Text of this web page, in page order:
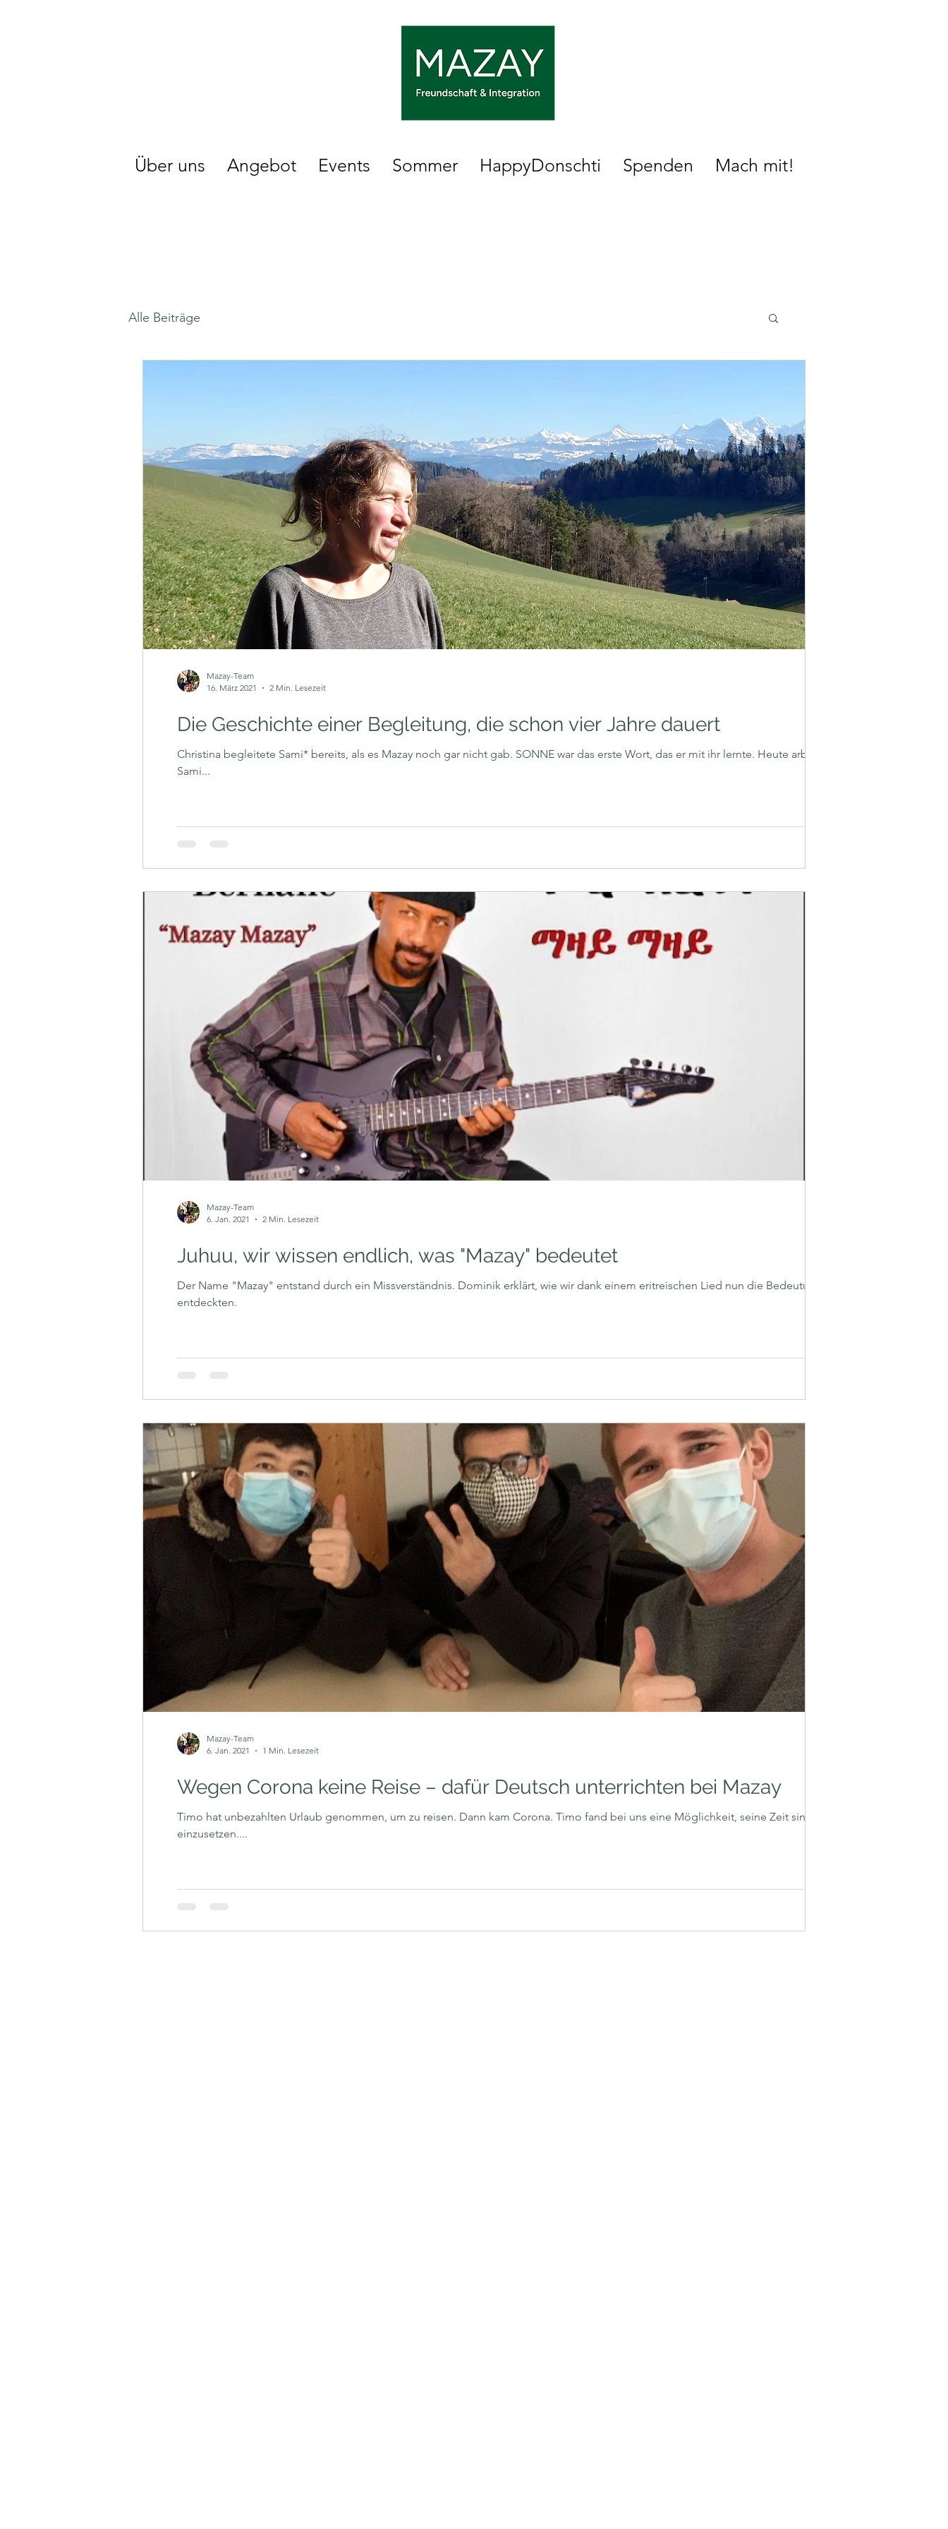
Über uns Angebot Events Sommer HappyDonschti Spenden Mach mit!
Alle Beiträge
Die Geschichte einer Begleitung, die schon vier Jahre dauert
Christina begleitete Sami* bereits, als es Mazay noch gar nicht gab. SONNE war das erste Wort, das er mit ihr lernte. Heute arbeitet
Sami...
Mazay-Team
16. März 2021
2 Min. Lesezeit
Juhuu, wir wissen endlich, was "Mazay" bedeutet
Der Name "Mazay" entstand durch ein Missverständnis. Dominik erklärt, wie wir dank einem eritreischen Lied nun die Bedeutung
entdeckten.
Mazay-Team
6. Jan. 2021
2 Min. Lesezeit
Wegen Corona keine Reise – dafür Deutsch unterrichten bei Mazay
Timo hat unbezahlten Urlaub genommen, um zu reisen. Dann kam Corona. Timo fand bei uns eine Möglichkeit, seine Zeit sinnvoll
einzusetzen....
Mazay-Team
6. Jan. 2021
1 Min. Lesezeit